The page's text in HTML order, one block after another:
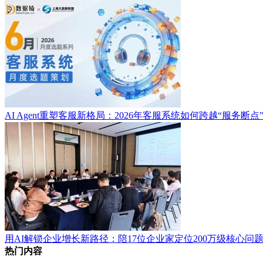
AI Agent重塑客服新格局：2026年客服系统如何跨越“服务断点
用AI解锁企业增长新路径：陪17位企业家定位200万级核心问题
热门内容